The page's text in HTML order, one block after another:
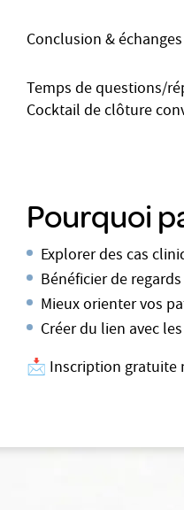
Conclusion &
Temps de questions/
Cocktail de clôture
Pourquoi
Explorer des cas
Bénéficier de
Mieux orienter vos
Créer du lien avec
📩 Inscription gratuite